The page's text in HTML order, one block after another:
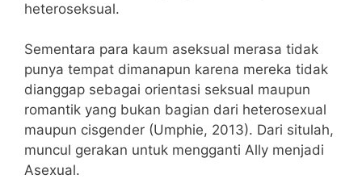
heteroseksual.
Sementara para kaum aseksual merasa tidak
punya tempat dimanapun karena mereka tidak
dianggap sebagai orientasi seksual maupun
romantik yang bukan bagian dari heterosexual
maupun cisgender (Umphie, 2013). Dari situlah,
muncul gerakan untuk mengganti Ally menjadi
Asexual.